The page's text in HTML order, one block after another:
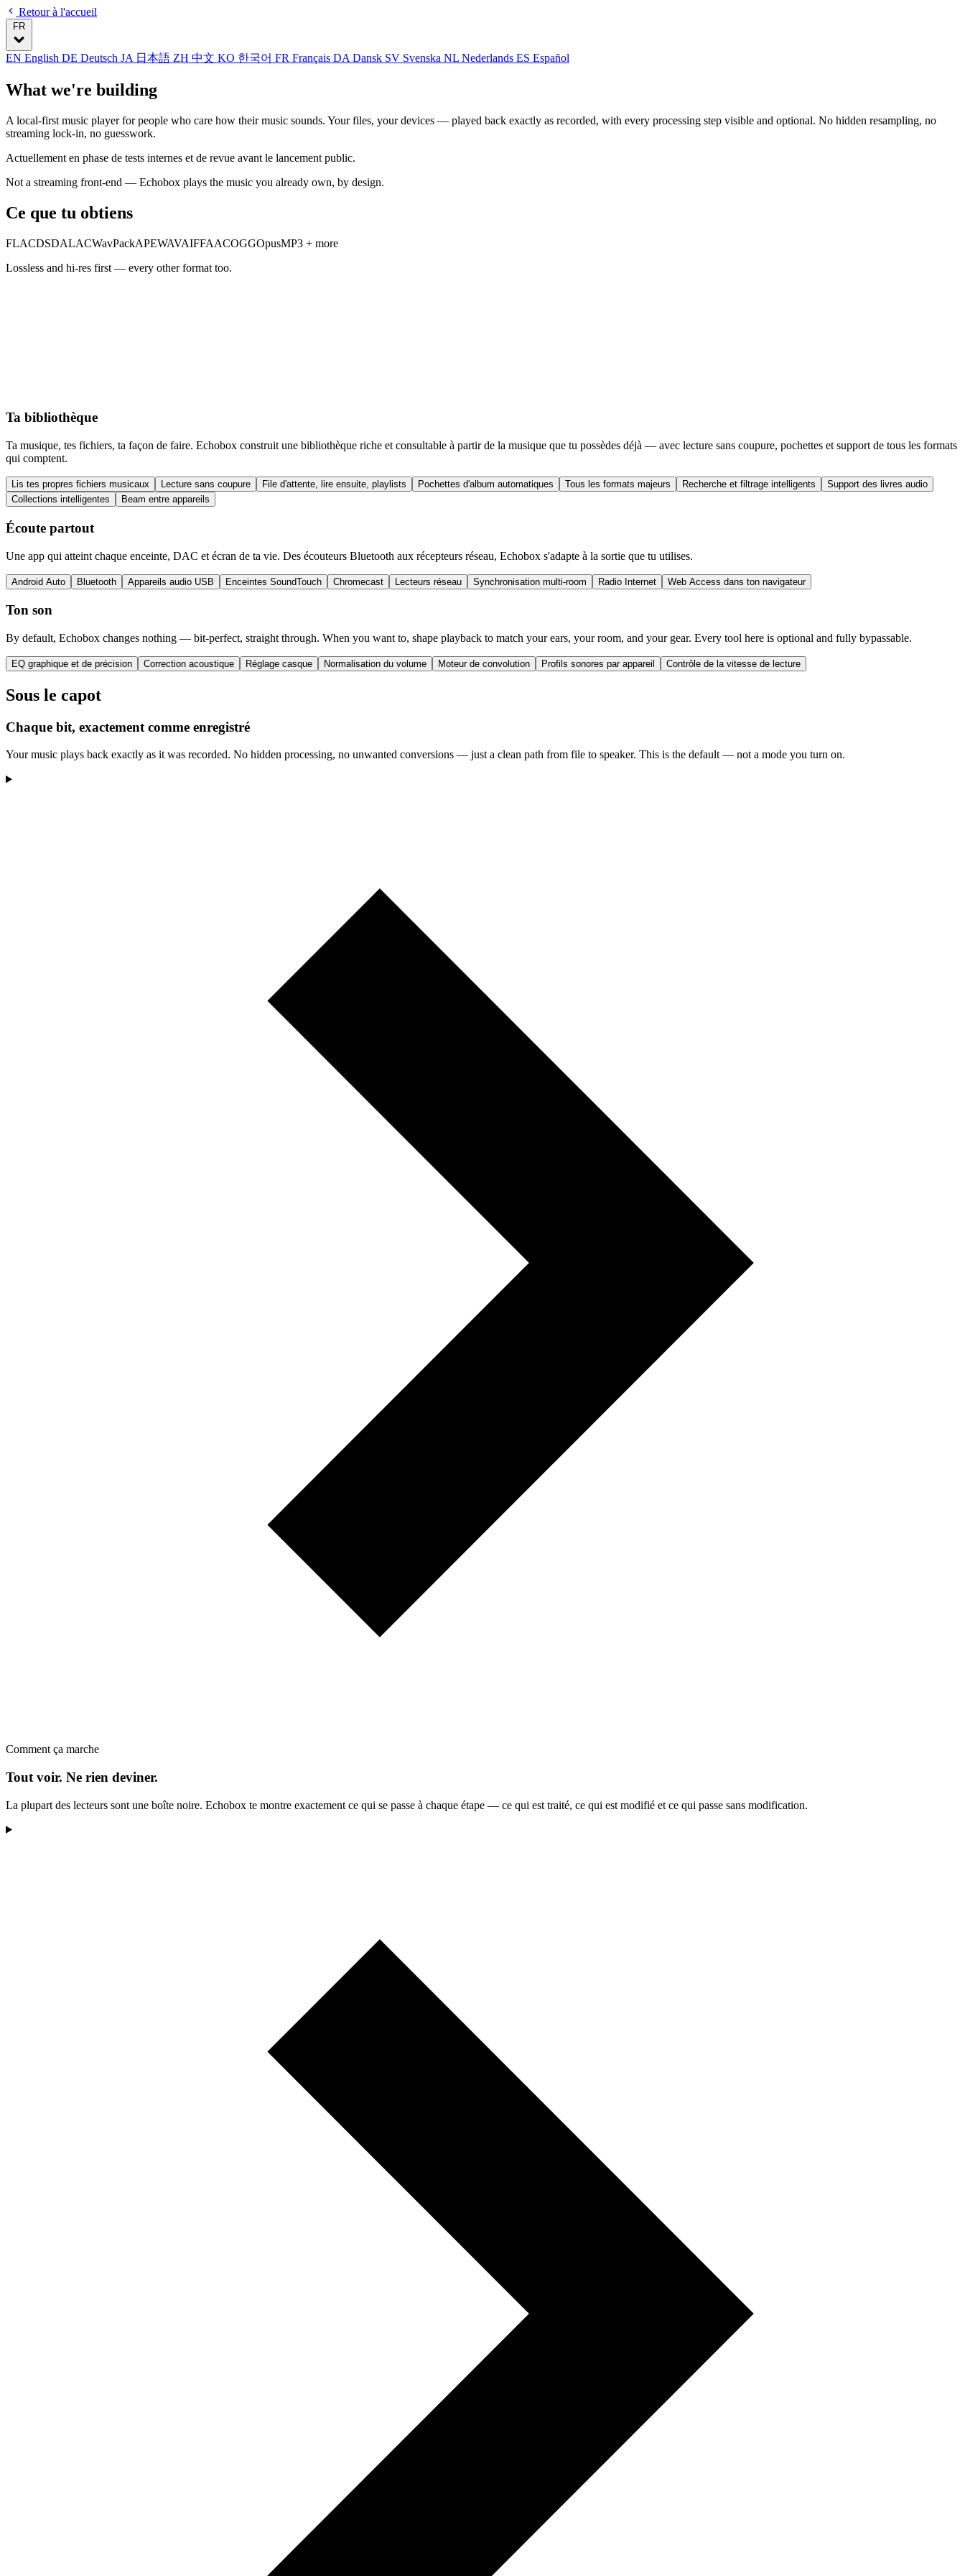
Retour à l'accueil
FR
EN English DE Deutsch JA 日本語 ZH 中文 KO 한국어 FR Français DA Dansk SV Svenska NL Nederlands ES Español
What we're building
A local-first music player for people who care how their music sounds. Your files, your devices — played back exactly as recorded, with every processing step visible and optional. No hidden resampling, no
streaming lock-in, no guesswork.
Actuellement en phase de tests internes et de revue avant le lancement public.
Not a streaming front-end — Echobox plays the music you already own, by design.
Ce que tu obtiens
FLACDSDALACWavPackAPEWAVAIFFAACOGGOpusMP3 + more
Lossless and hi-res first — every other format too.
Ta bibliothèque
Ta musique, tes fichiers, ta façon de faire. Echobox construit une bibliothèque riche et consultable à partir de la musique que tu possèdes déjà — avec lecture sans coupure, pochettes et support de tous les formats
qui comptent.
Lis tes propres fichiers musicaux Lecture sans coupure File d'attente, lire ensuite, playlists Pochettes d'album automatiques Tous les formats majeurs Recherche et filtrage intelligents
Support des livres audio
Collections intelligentes
Beam entre appareils
Écoute partout
Une app qui atteint chaque enceinte, DAC et écran de ta vie. Des écouteurs Bluetooth aux récepteurs réseau, Echobox s'adapte à la sortie que tu utilises.
Android Auto Bluetooth Appareils audio USB Enceintes SoundTouch Chromecast Lecteurs réseau Synchronisation multi-room Radio Internet Web Access dans ton navigateur
Ton son
By default, Echobox changes nothing — bit-perfect, straight through. When you want to, shape playback to match your ears, your room, and your gear. Every tool here is optional and fully bypassable.
EQ graphique et de précision Correction acoustique Réglage casque Normalisation du volume Moteur de convolution Profils sonores par appareil Contrôle de la vitesse de lecture
Sous le capot
Chaque bit, exactement comme enregistré
Your music plays back exactly as it was recorded. No hidden processing, no unwanted conversions — just a clean path from file to speaker. This is the default — not a mode you turn on.
Comment ça marche
Tout voir. Ne rien deviner.
La plupart des lecteurs sont une boîte noire. Echobox te montre exactement ce qui se passe à chaque étape — ce qui est traité, ce qui est modifié et ce qui passe sans modification.